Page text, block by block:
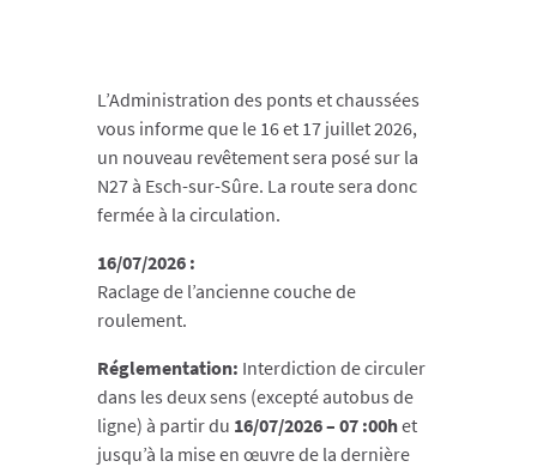
L’Administration des ponts et chaussées
vous informe que le 16 et 17 juillet 2026,
un nouveau revêtement sera posé sur la
N27 à Esch-sur-Sûre. La route sera donc
fermée à la circulation.
16/07/2026 :
Raclage de l’ancienne couche de
roulement.
Réglementation: Interdiction de circuler
dans les deux sens (excepté autobus de
ligne) à partir du 16/07/2026 – 07 :00het
jusqu’à la mise en œuvre de la dernière